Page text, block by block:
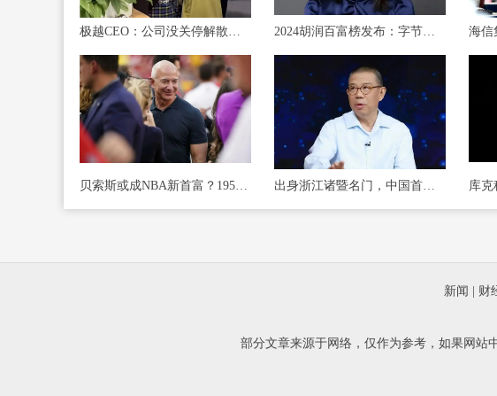
极越CEO：公司没关停解散，股东愿意承担员工离职赔偿，正在争取员工与股东直接对话 2024胡润百富榜发布：字节跳动张一鸣成为中国首富，宗馥莉为中国女首富
贝索斯或成NBA新首富？1957亿美元净资产直指凯尔特人收购球队 出身浙江诸暨名门，中国首富钟睒睒为什么说自己做了17年农民？
新闻 财
部分文章来源于网络，仅作为参考，如果网站